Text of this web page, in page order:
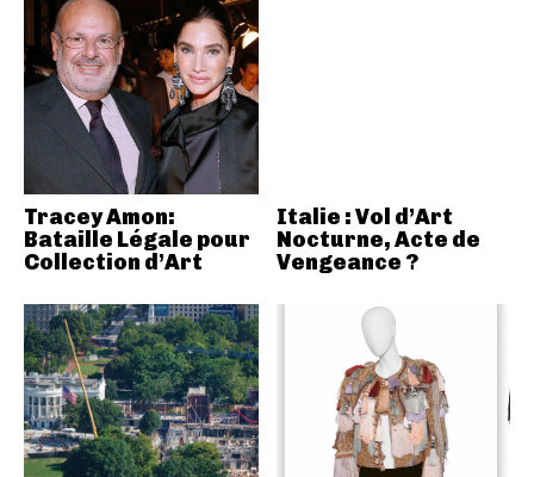
Tracey Amon:
Bataille Légale pour
Collection d’Art
Italie : Vol d’Art
Nocturne, Acte de
Vengeance ?